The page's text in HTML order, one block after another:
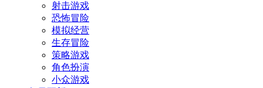
射击游戏
恐怖冒险
模拟经营
生存冒险
策略游戏
角色扮演
小众游戏